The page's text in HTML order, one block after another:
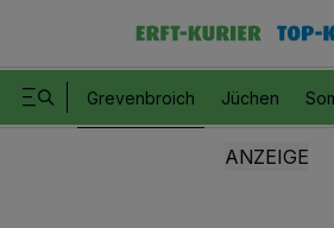
Grevenbroich Jüchen